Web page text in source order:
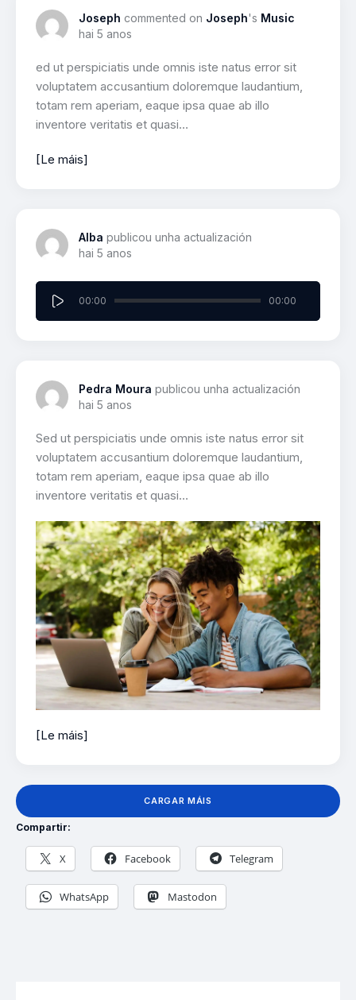
Joseph commented on Joseph's Music
hai 5 anos
ed ut perspiciatis unde omnis iste natus error sit
voluptatem accusantium doloremque laudantium,
totam rem aperiam, eaque ipsa quae ab illo
inventore veritatis et quasi…
[Le máis]
Alba publicou unha actualización
hai 5 anos
Reproductor
00:00 00:00
Pedra Moura publicou unha actualización
hai 5 anos
Sed ut perspiciatis unde omnis iste natus error sit
voluptatem accusantium doloremque laudantium,
totam rem aperiam, eaque ipsa quae ab illo
inventore veritatis et quasi…
[Le máis]
CARGAR MÁIS
Compartir:
X Facebook Telegram
WhatsApp Mastodon